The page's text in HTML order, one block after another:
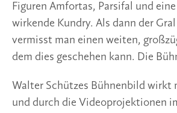
Figuren Amfortas, Parsifal und
wirkende Kundry. Als dann der
vermisst man einen weiten,
dem dies geschehen kann. Die
Walter Schützes Bühnenbild wirkt
und durch die Videoprojektionen